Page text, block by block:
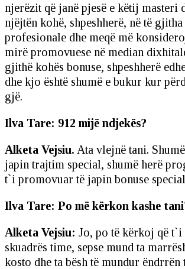
njerëzit që janë pjesë e këtij masteri
njëjtën kohë, shpeshherë, në të
profesionale dhe meqë më
mirë promovuese në median
gjithë kohës bonuse, shpeshherë
dhe kjo është shumë e bukur kur
gjë.
Ilva Tare: 912 mijë ndjekës?
Alketa Vejsiu. Ata vlejnë tani.
japin trajtim special, shumë herë
t`i promovuar të japin bonuse
Ilva Tare: Po më kërkon kashe
Alketa Vejsiu: Jo, po të kërkoj që t`i
skuadrës time, sepse mund ta
kosto dhe ta bësh të mundur ëndrrën